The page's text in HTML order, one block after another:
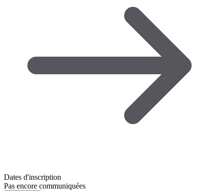
Dates d'inscription
Pas encore communiquées